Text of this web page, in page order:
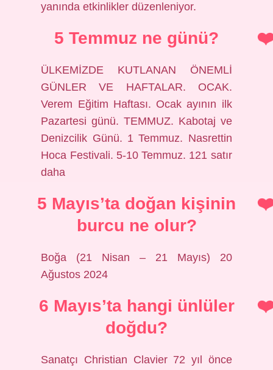
yanında etkinlikler düzenleniyor.
5 Temmuz ne günü?
ÜLKEMİZDE KUTLANAN ÖNEMLİ
GÜNLER VE HAFTALAR. OCAK.
Verem Eğitim Haftası. Ocak ayının ilk
Pazartesi günü. TEMMUZ. Kabotaj ve
Denizcilik Günü. 1 Temmuz. Nasrettin
Hoca Festivali. 5-10 Temmuz. 121 satır
daha
5 Mayıs’ta doğan kişinin
burcu ne olur?
Boğa (21 Nisan – 21 Mayıs) 20
Ağustos 2024
6 Mayıs’ta hangi ünlüler
doğdu?
Sanatçı Christian Clavier 72 yıl önce